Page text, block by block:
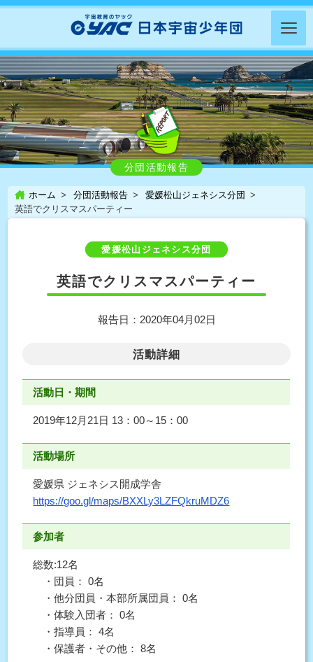
分団活動報告
ホーム 分団活動報告
愛媛松山ジェネシス分団
英語でクリスマスパーティー
愛媛松山ジェネシス分団
英語でクリスマスパーティー
報告日：2020年04月02日
活動詳細
活動日・期間
2019年12月21日 13：00～15：00
活動場所
愛媛県 ジェネシス開成学舎
https://goo.gl/maps/BXXLy3LZFQkruMDZ6
参加者
総数:12名
・団員： 0名
・他分団員・本部所属団員： 0名
・体験入団者： 0名
・指導員： 4名
・保護者・その他： 8名